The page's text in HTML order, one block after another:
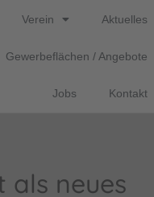
Verein Aktuelles
Gewerbeflächen / Angebote
Jobs Kontakt
als neues